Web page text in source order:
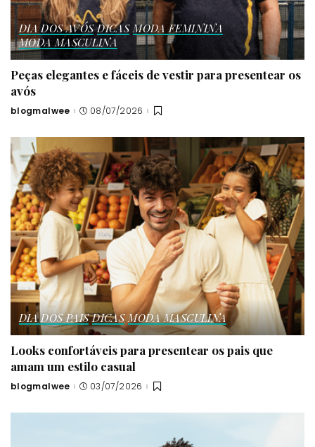
DIA DOS AVÓS DICAS MODA FEMININA
MODA MASCULINA
Peças elegantes e fáceis de vestir para presentear os
avós
Posted
blogmalwee 08/07/2026
DIA DOS PAIS DICAS MODA MASCULINA
Looks confortáveis para presentear os pais que
amam um estilo casual
Posted
blogmalwee 03/07/2026